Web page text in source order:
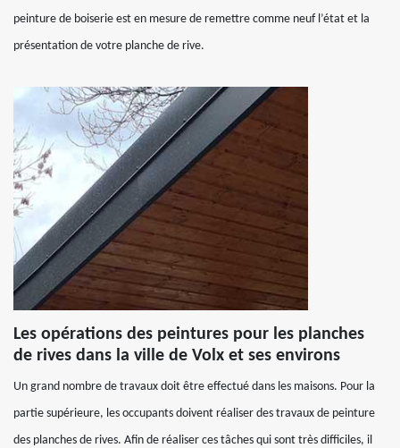
peinture de boiserie est en mesure de remettre comme neuf l’état et la
présentation de votre planche de rive.
Les opérations des peintures pour les planches
de rives dans la ville de Volx et ses environs
Un grand nombre de travaux doit être effectué dans les maisons. Pour la
partie supérieure, les occupants doivent réaliser des travaux de peinture
des planches de rives. Afin de réaliser ces tâches qui sont très difficiles, il